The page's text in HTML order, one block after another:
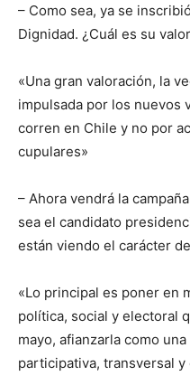
– Como sea, ya se
Dignidad. ¿Cuál es su
«Una gran valoración, la
impulsada por los nuevos
corren en Chile y no por
cupulares»
– Ahora vendrá la
sea el candidato
están viendo el carácter
«Lo principal es poner en
política, social y electoral
mayo, afianzarla como
participativa, transversal